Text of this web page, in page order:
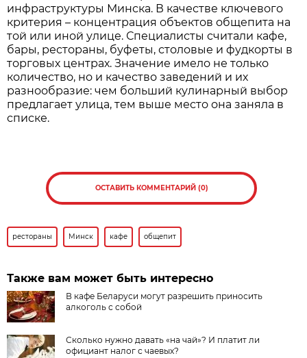
инфраструктуры Минска. В качестве ключевого
критерия – концентрация объектов общепита на
той или иной улице. Специалисты считали кафе,
бары, рестораны, буфеты, столовые и фудкорты в
торговых центрах. Значение имело не только
количество, но и качество заведений и их
разнообразие: чем больший кулинарный выбор
предлагает улица, тем выше место она заняла в
списке.
ОСТАВИТЬ КОММЕНТАРИЙ (0)
рестораны Минск кафе общепит
Также вам может быть интересно
В кафе Беларуси могут разрешить приносить
алкоголь с собой
Сколько нужно давать «на чай»? И платит ли
официант налог с чаевых?